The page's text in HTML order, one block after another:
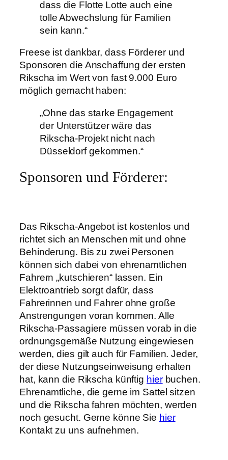
dass die Flotte Lotte auch eine
tolle Abwechslung für Familien
sein kann.“
Freese ist dankbar, dass Förderer und
Sponsoren die Anschaffung der ersten
Rikscha im Wert von fast 9.000 Euro
möglich gemacht haben:
„Ohne das starke Engagement
der Unterstützer wäre das
Rikscha-Projekt nicht nach
Düsseldorf gekommen.“
Sponsoren und Förderer:
Das Rikscha-Angebot ist kostenlos und
richtet sich an Menschen mit und ohne
Behinderung. Bis zu zwei Personen
können sich dabei von ehrenamtlichen
Fahrern „kutschieren“ lassen. Ein
Elektroantrieb sorgt dafür, dass
Fahrerinnen und Fahrer ohne große
Anstrengungen voran kommen. Alle
Rikscha-Passagiere müssen vorab in die
ordnungsgemäße Nutzung eingewiesen
werden, dies gilt auch für Familien. Jeder,
der diese Nutzungseinweisung erhalten
hat, kann die Rikscha künftig hierbuchen.
Ehrenamtliche, die gerne im Sattel sitzen
und die Rikscha fahren möchten, werden
noch gesucht. Gerne könne Sie hier
Kontakt zu uns aufnehmen.